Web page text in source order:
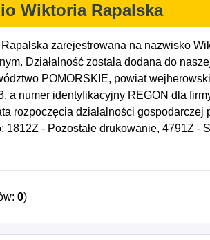
Wiktoria Rapalska
zarejestrowana na nazwisko
Działalność została dodana do
POMORSKIE, powiat
a numer identyfikacyjny REGON dla
rozpoczęcia działalności gospodarczej
- Pozostałe drukowanie, 4791Z -
wysyłkowej lub Internet, 5911Z -
0)